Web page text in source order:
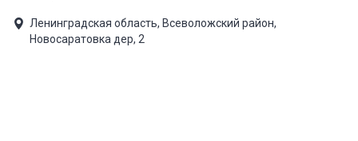
Ленинградская область, Всеволожский район,
Новосаратовка дер, 2